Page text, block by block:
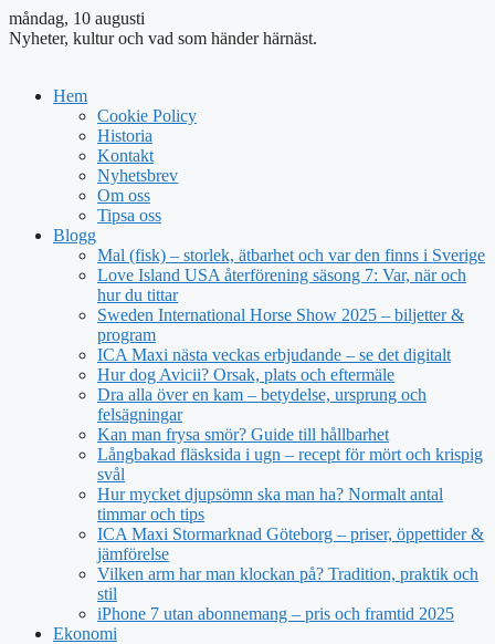
måndag, 10 augusti
Nyheter, kultur och vad som händer härnäst.
Hem
Cookie Policy
Historia
Kontakt
Nyhetsbrev
Om oss
Tipsa oss
Blogg
Mal (fisk) – storlek, ätbarhet och var den finns i Sverige
Love Island USA återförening säsong 7: Var, när och
hur du tittar
Sweden International Horse Show 2025 – biljetter &
program
ICA Maxi nästa veckas erbjudande – se det digitalt
Hur dog Avicii? Orsak, plats och eftermäle
Dra alla över en kam – betydelse, ursprung och
felsägningar
Kan man frysa smör? Guide till hållbarhet
Långbakad fläsksida i ugn – recept för mört och krispig
svål
Hur mycket djupsömn ska man ha? Normalt antal
timmar och tips
ICA Maxi Stormarknad Göteborg – priser, öppettider &
jämförelse
Vilken arm har man klockan på? Tradition, praktik och
stil
iPhone 7 utan abonnemang – pris och framtid 2025
Ekonomi